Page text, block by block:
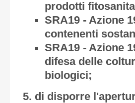
prodotti
SRA19 - Azione
contenenti
SRA19 - Azione
difesa delle
biologici;
di disporre